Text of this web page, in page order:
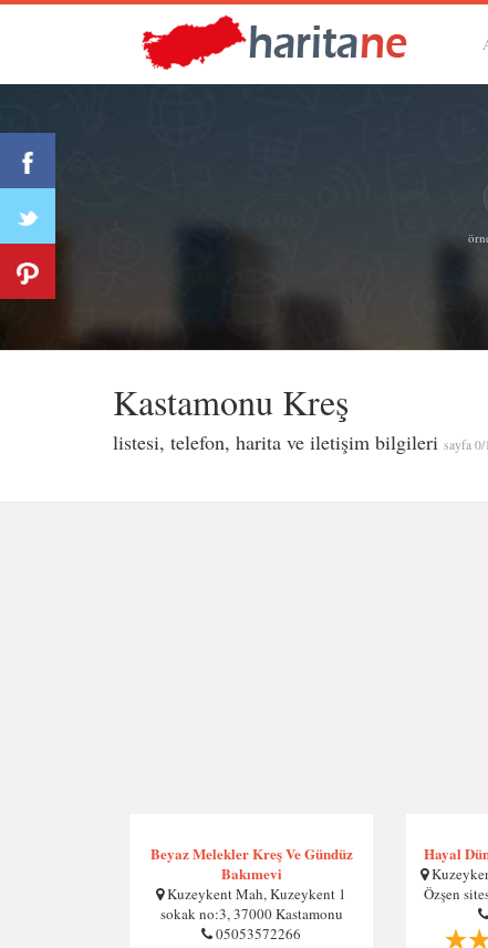
Kastamonu Kreş
listesi, telefon, harita ve iletişim bilgileri sayfa
Beyaz Melekler Kreş Ve Gündüz
Bakımevi
Kuzeykent Mah, Kuzeykent 1
sokak no:3, 37000 Kastamonu
05053572266
Hayal
Özşen